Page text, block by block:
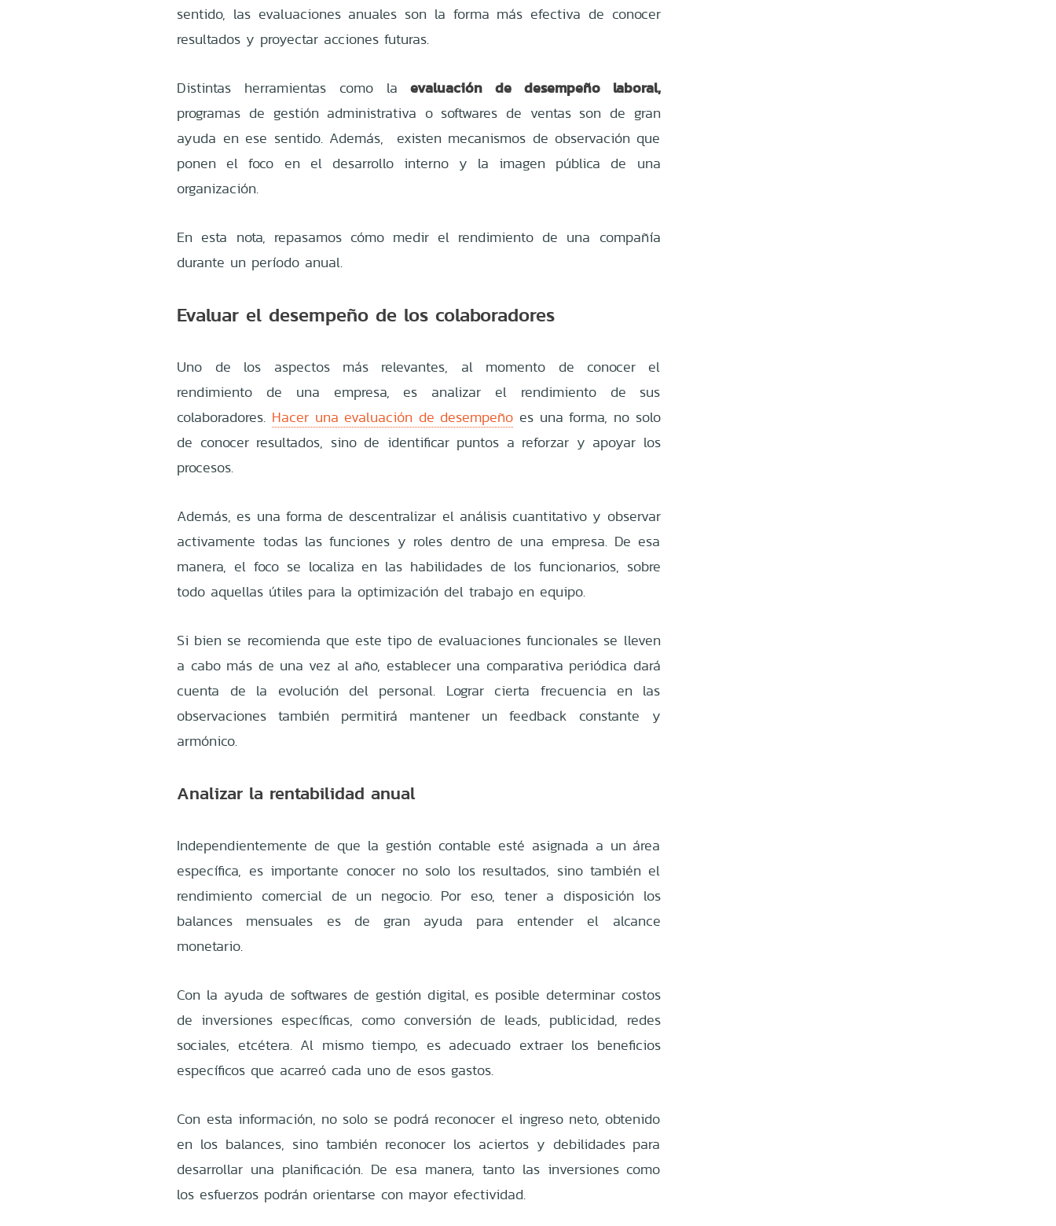
sentido, las evaluaciones anuales son la forma más efectiva de conocer
resultados y proyectar acciones futuras.
Distintas herramientas como laevaluación de desempeño laboral,
programas de gestión administrativa o softwares de ventas son de gran
ayuda en ese sentido. Además, existen mecanismos de observación que
ponen el foco en el desarrollo interno y la imagen pública de una
organización.
En esta nota, repasamos cómo medir el rendimiento de una compañía
durante un período anual.
Evaluar el desempeño de los colaboradores
Uno de los aspectos más relevantes, al momento de conocer el
rendimiento de una empresa, es analizar el rendimiento de sus
colaboradores. Hacer una evaluación de desempeño es una forma, no solo
de conocer resultados, sino de identificar puntos a reforzar y apoyar los
procesos.
Además, es una forma de descentralizar el análisis cuantitativo y observar
activamente todas las funciones y roles dentro de una empresa. De esa
manera, el foco se localiza en las habilidades de los funcionarios, sobre
todo aquellas útiles para la optimización del trabajo en equipo.
Si bien se recomienda que este tipo de evaluaciones funcionales se lleven
a cabo más de una vez al año, establecer una comparativa periódica dará
cuenta de la evolución del personal. Lograr cierta frecuencia en las
observaciones también permitirá mantener un feedback constante y
armónico.
Analizar la rentabilidad anual
Independientemente de que la gestión contable esté asignada a un área
específica, es importante conocer no solo los resultados, sino también el
rendimiento comercial de un negocio. Por eso, tener a disposición los
balances mensuales es de gran ayuda para entender el alcance
monetario.
Con la ayuda de softwares de gestión digital, es posible determinar costos
de inversiones específicas, como conversión de leads, publicidad, redes
sociales, etcétera. Al mismo tiempo, es adecuado extraer los beneficios
específicos que acarreó cada uno de esos gastos.
Con esta información, no solo se podrá reconocer el ingreso neto, obtenido
en los balances, sino también reconocer los aciertos y debilidades para
desarrollar una planificación. De esa manera, tanto las inversiones como
los esfuerzos podrán orientarse con mayor efectividad.